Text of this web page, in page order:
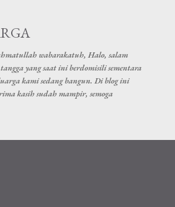
wabarakatuh, Halo, salam
yang saat ini berdomisili sementara
kami sedang bangun. Di blog ini
kasih sudah mampir, semoga